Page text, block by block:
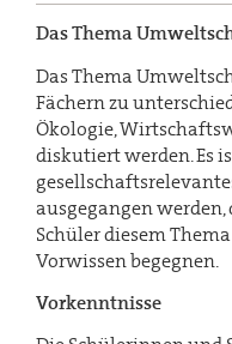
Das Thema
Das Thema
Fächern zu
Ökologie,
diskutiert werden. Es
ausgegangen
Schüler diesem
Vorwissen begegnen.
Vorkenntnisse